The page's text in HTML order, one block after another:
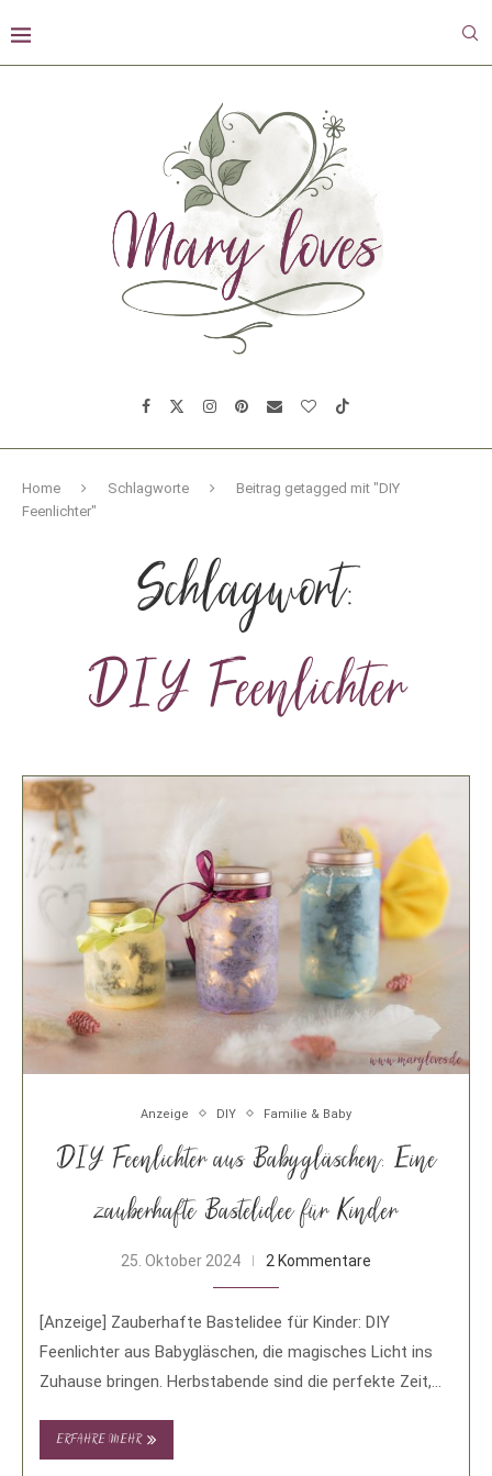
Home Schlagworte
Beitrag getagged mit "DIY
Feenlichter"
Schlagwort:
DIY Feenlichter
Anzeige DIY Familie & Baby
DIY Feenlichter aus Babygläschen: Eine
zauberhafte Bastelidee für Kinder
25. Oktober 2024 2 Kommentare
[Anzeige] Zauberhafte Bastelidee für Kinder: DIY
Feenlichter aus Babygläschen, die magisches Licht ins
Zuhause bringen. Herbstabende sind die perfekte Zeit,
ERFAHRE MEHR